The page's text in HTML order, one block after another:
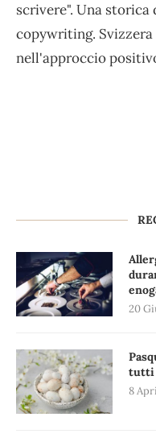
scrivere". Una
copywriting.
nell'approccio
20
tutti
8